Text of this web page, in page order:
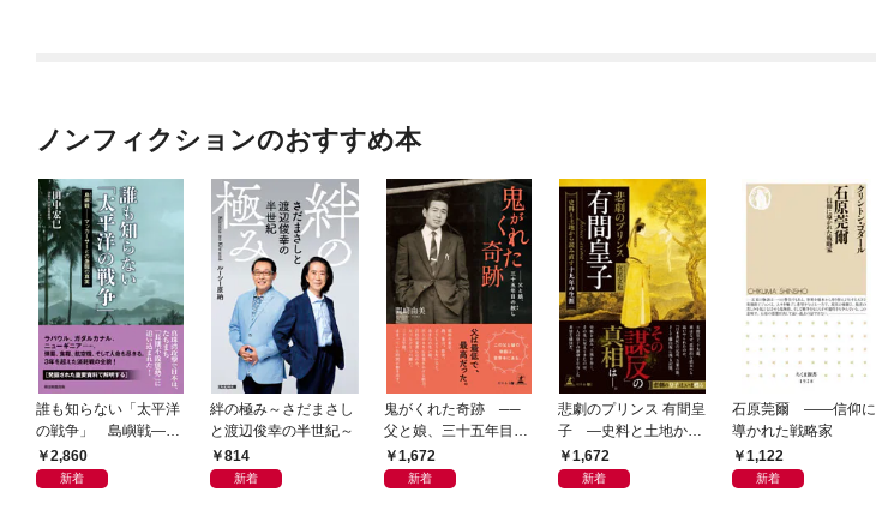
ノンフィクションのおすすめ本
誰も知らない「太平洋
の戦争」 島嶼戦――
マッカーサーとの激闘
の真実
2,860
新着
絆の極み～さだまさし
と渡辺俊幸の半世紀～
814
新着
鬼がくれた奇跡 ──
父と娘、三十五年目の
赦し1,672
新着
悲劇のプリンス 有間皇
子 ―史料と土地から
読み直す十九年の生涯
1,672
新着
石原莞爾 ――信仰に
導かれた戦略家
1,122
新着